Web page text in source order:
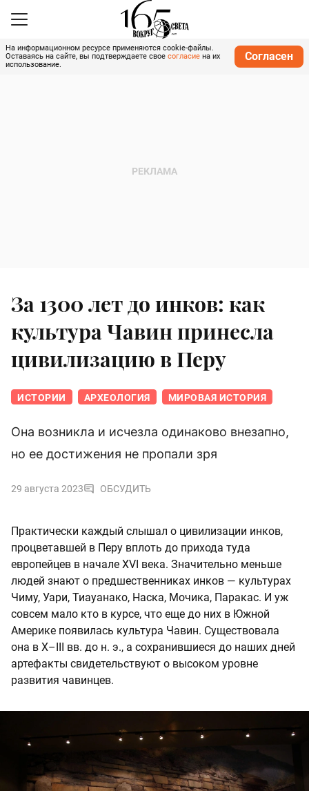
На информационном ресурсе применяются cookie-файлы.
Оставаясь на сайте, вы подтверждаете свое согласие на их
использование.
Согласен
За 1300 лет до инков: как
культура Чавин принесла
цивилизацию в Перу
ИСТОРИИ АРХЕОЛОГИЯ МИРОВАЯ ИСТОРИЯ
Она возникла и исчезла одинаково внезапно,
но ее достижения не пропали зря
29 августа 2023 ОБСУДИТЬ
Практически каждый слышал о цивилизации инков,
процветавшей в Перу вплоть до прихода туда
европейцев в начале XVI века. Значительно меньше
людей знают о предшественниках инков — культурах
Чиму, Уари, Тиауанако, Наска, Мочика, Паракас. И уж
совсем мало кто в курсе, что еще до них в Южной
Америке появилась культура Чавин. Существовала
она в X–III вв. до н. э., а сохранившиеся до наших дней
артефакты свидетельствуют о высоком уровне
развития чавинцев.